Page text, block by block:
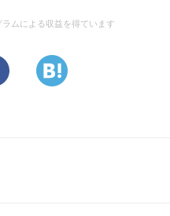
ムによる収益を得ています